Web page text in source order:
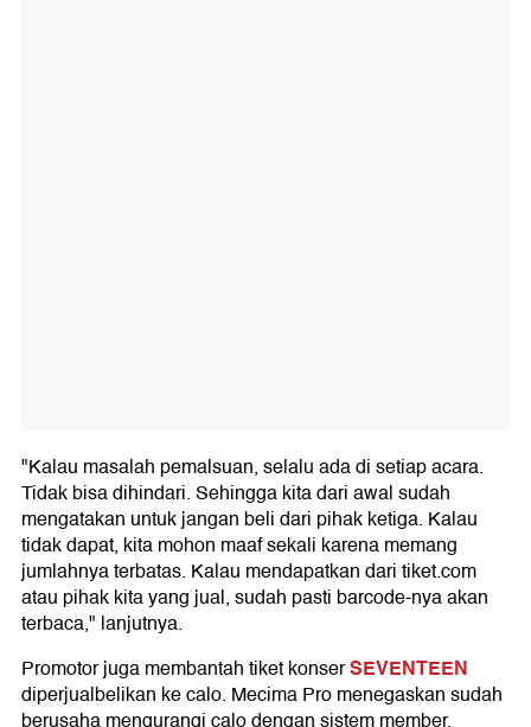
"Kalau masalah pemalsuan, selalu ada di setiap acara.
Tidak bisa dihindari. Sehingga kita dari awal sudah
mengatakan untuk jangan beli dari pihak ketiga. Kalau
tidak dapat, kita mohon maaf sekali karena memang
jumlahnya terbatas. Kalau mendapatkan dari tiket.com
atau pihak kita yang jual, sudah pasti barcode-nya akan
terbaca," lanjutnya.
Promotor juga membantah tiket konserSEVENTEEN
diperjualbelikan ke calo. Mecima Pro menegaskan sudah